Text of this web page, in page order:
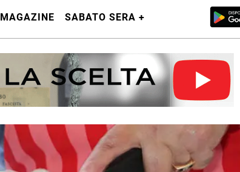
MAGAZINE SABATO SERA +